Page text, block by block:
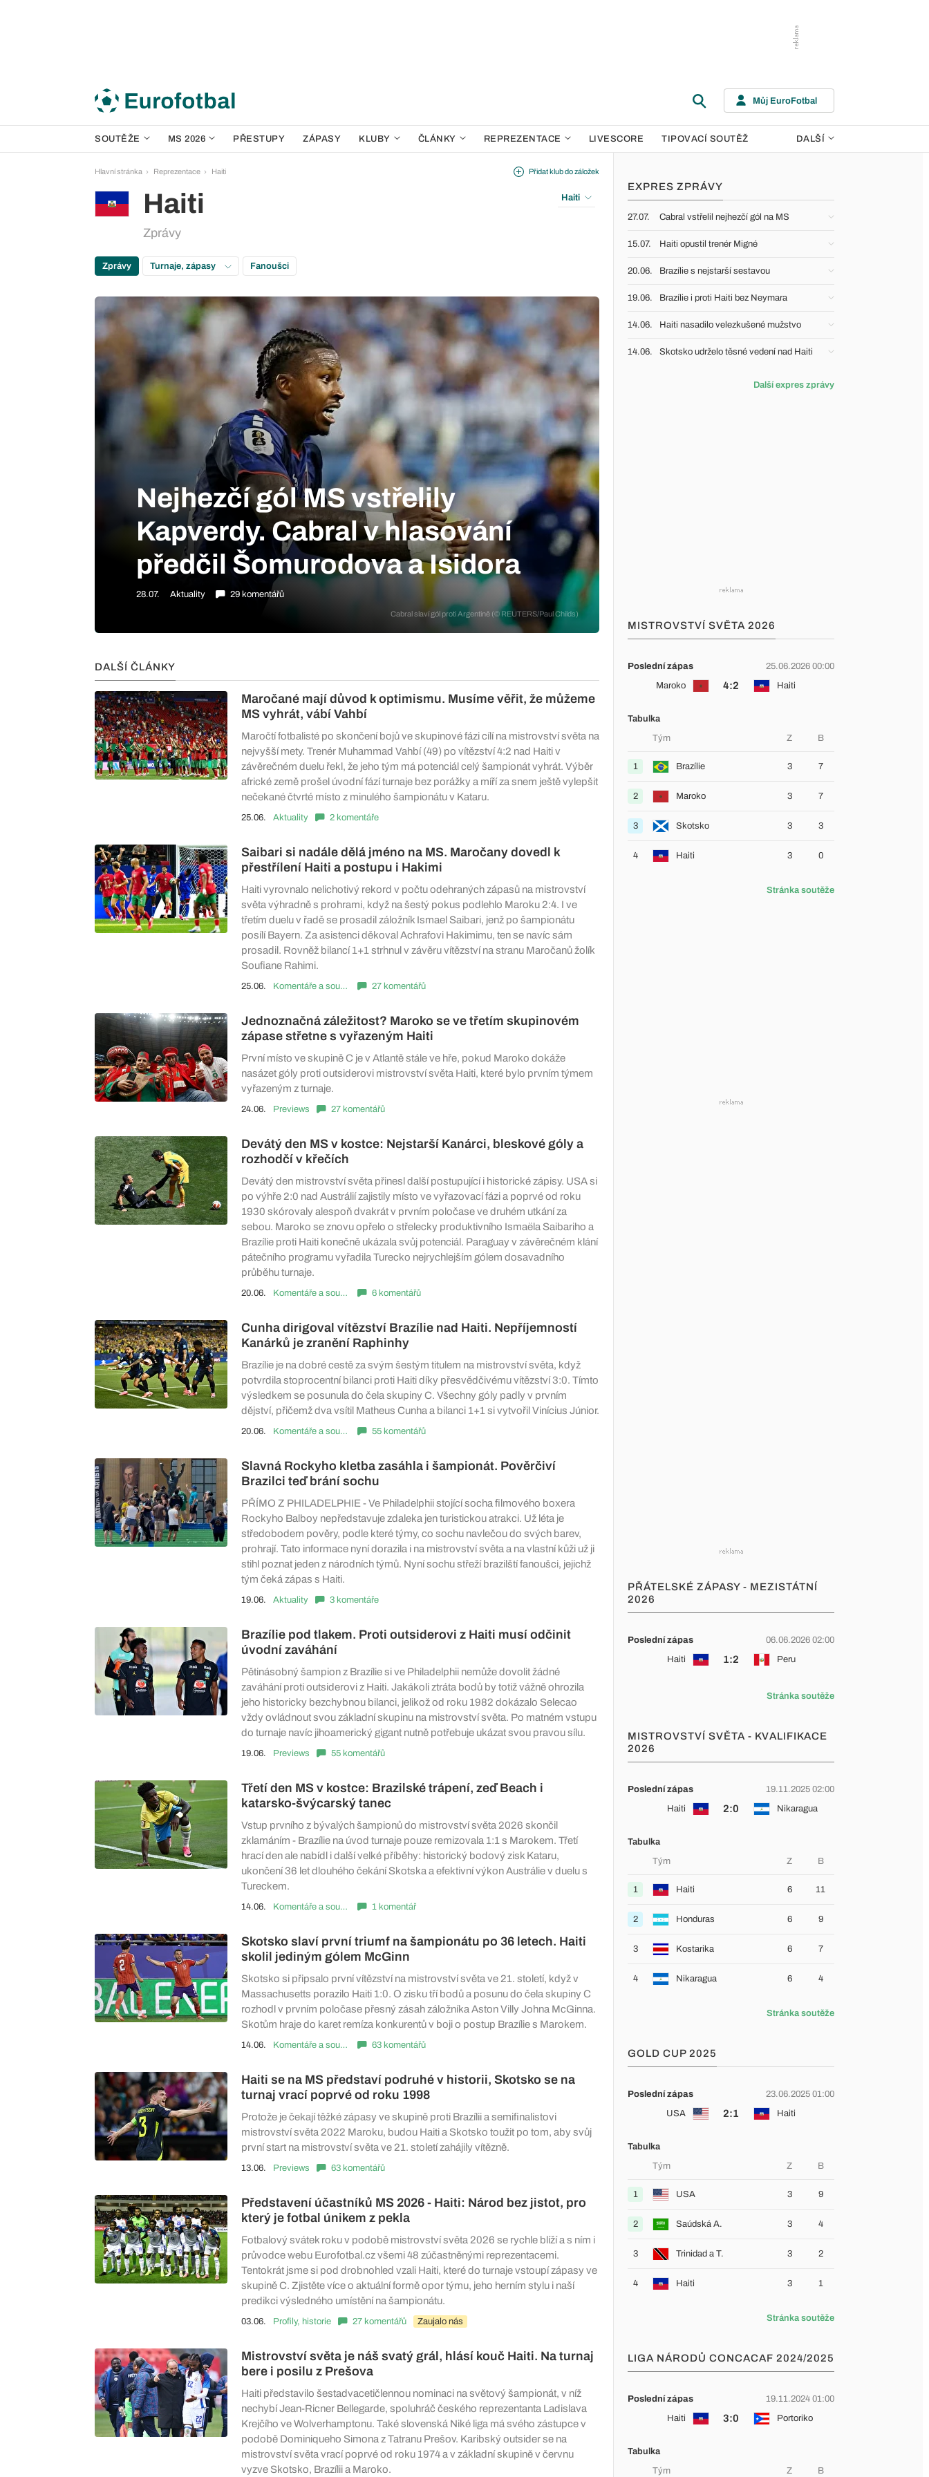
Můj EuroFotbal
SOUTĚŽE MS 2026 PŘESTUPY ZÁPASY KLUBY ČLÁNKY REPREZENTACE LIVESCORE TIPOVACÍ SOUTĚŽ DALŠÍ
Hlavní stránka Reprezentace Haiti
Haiti
Zprávy
Přidat klub do záložek
Haiti
Zprávy Turnaje, zápasy Fanoušci
Cabral slaví gól proti Argentině (© REUTERS/Paul Childs)
Nejhezčí gól MS vstřelily
Kapverdy. Cabral v hlasování
předčil Šomurodova a Isidora
28.07. Aktuality 29 komentářů
DALŠÍ ČLÁNKY
Maročané mají důvod k optimismu. Musíme věřit, že můžeme
MS vyhrát, vábí Vahbí
Maročtí fotbalisté po skončení bojů ve skupinové fázi cílí na mistrovství světa na
nejvyšší mety. Trenér Muhammad Vahbí (49) po vítězství 4:2 nad Haiti v
závěrečném duelu řekl, že jeho tým má potenciál celý šampionát vyhrát. Výběr
africké země prošel úvodní fází turnaje bez porážky a míří za snem ještě vylepšit
nečekané čtvrté místo z minulého šampionátu v Kataru.
25.06. Aktuality 2 komentáře
Saibari si nadále dělá jméno na MS. Maročany dovedl k
přestřílení Haiti a postupu i Hakimi
Haiti vyrovnalo nelichotivý rekord v počtu odehraných zápasů na mistrovství
světa výhradně s prohrami, když na šestý pokus podlehlo Maroku 2:4. I ve
třetím duelu v řadě se prosadil záložník Ismael Saibari, jenž po šampionátu
posílí Bayern. Za asistenci děkoval Achrafovi Hakimimu, ten se navíc sám
prosadil. Rovněž bilancí 1+1 strhnul v závěru vítězství na stranu Maročanů žolík
Soufiane Rahimi.
25.06. Komentáře a souhrny 27 komentářů
Jednoznačná záležitost? Maroko se ve třetím skupinovém
zápase střetne s vyřazeným Haiti
První místo ve skupině C je v Atlantě stále ve hře, pokud Maroko dokáže
nasázet góly proti outsiderovi mistrovství světa Haiti, které bylo prvním týmem
vyřazeným z turnaje.
24.06. Previews 27 komentářů
Devátý den MS v kostce: Nejstarší Kanárci, bleskové góly a
rozhodčí v křečích
Devátý den mistrovství světa přinesl další postupující i historické zápisy. USA si
po výhře 2:0 nad Austrálií zajistily místo ve vyřazovací fázi a poprvé od roku
1930 skórovaly alespoň dvakrát v prvním poločase ve druhém utkání za
sebou. Maroko se znovu opřelo o střelecky produktivního Ismaëla Saibariho a
Brazílie proti Haiti konečně ukázala svůj potenciál. Paraguay v závěrečném klání
pátečního programu vyřadila Turecko nejrychlejším gólem dosavadního
průběhu turnaje.
20.06. Komentáře a souhrny 6 komentářů
Cunha dirigoval vítězství Brazílie nad Haiti. Nepříjemností
Kanárků je zranění Raphinhy
Brazílie je na dobré cestě za svým šestým titulem na mistrovství světa, když
potvrdila stoprocentní bilanci proti Haiti díky přesvědčivému vítězství 3:0. Tímto
výsledkem se posunula do čela skupiny C. Všechny góly padly v prvním
dějství, přičemž dva vsítil Matheus Cunha a bilanci 1+1 si vytvořil Vinícius Júnior.
20.06. Komentáře a souhrny 55 komentářů
Slavná Rockyho kletba zasáhla i šampionát. Pověrčiví
Brazilci teď brání sochu
PŘÍMO Z PHILADELPHIE - Ve Philadelphii stojící socha filmového boxera
Rockyho Balboy nepředstavuje zdaleka jen turistickou atrakci. Už léta je
středobodem pověry, podle které týmy, co sochu navlečou do svých barev,
prohrají. Tato informace nyní dorazila i na mistrovství světa a na vlastní kůži už ji
stihl poznat jeden z národních týmů. Nyní sochu střeží brazilští fanoušci, jejichž
tým čeká zápas s Haiti.
19.06. Aktuality 3 komentáře
Brazílie pod tlakem. Proti outsiderovi z Haiti musí odčinit
úvodní zaváhání
Pětinásobný šampion z Brazílie si ve Philadelphii nemůže dovolit žádné
zaváhání proti outsiderovi z Haiti. Jakákoli ztráta bodů by totiž vážně ohrozila
jeho historicky bezchybnou bilanci, jelikož od roku 1982 dokázalo Selecao
vždy ovládnout svou základní skupinu na mistrovství světa. Po matném vstupu
do turnaje navíc jihoamerický gigant nutně potřebuje ukázat svou pravou sílu.
19.06. Previews 55 komentářů
Třetí den MS v kostce: Brazilské trápení, zeď Beach i
katarsko-švýcarský tanec
Vstup prvního z bývalých šampionů do mistrovství světa 2026 skončil
zklamáním - Brazílie na úvod turnaje pouze remizovala 1:1 s Marokem. Třetí
hrací den ale nabídl i další velké příběhy: historický bodový zisk Kataru,
ukončení 36 let dlouhého čekání Skotska a efektivní výkon Austrálie v duelu s
Tureckem.
14.06. Komentáře a souhrny 1 komentář
Skotsko slaví první triumf na šampionátu po 36 letech. Haiti
skolil jediným gólem McGinn
Skotsko si připsalo první vítězství na mistrovství světa ve 21. století, když v
Massachusetts porazilo Haiti 1:0. O zisku tří bodů a posunu do čela skupiny C
rozhodl v prvním poločase přesný zásah záložníka Aston Villy Johna McGinna.
Skotům hraje do karet remíza konkurentů v boji o postup Brazílie s Marokem.
14.06. Komentáře a souhrny 63 komentářů
Haiti se na MS představí podruhé v historii, Skotsko se na
turnaj vrací poprvé od roku 1998
Protože je čekají těžké zápasy ve skupině proti Brazílii a semifinalistovi
mistrovství světa 2022 Maroku, budou Haiti a Skotsko toužit po tom, aby svůj
první start na mistrovství světa ve 21. století zahájily vítězně.
13.06. Previews 63 komentářů
Představení účastníků MS 2026 - Haiti: Národ bez jistot, pro
který je fotbal únikem z pekla
Fotbalový svátek roku v podobě mistrovství světa 2026 se rychle blíží a s ním i
průvodce webu Eurofotbal.cz všemi 48 zúčastněnými reprezentacemi.
Tentokrát jsme si pod drobnohled vzali Haiti, které do turnaje vstoupí zápasy ve
skupině C. Zjistěte více o aktuální formě opor týmu, jeho herním stylu i naší
predikci výsledného umístění na šampionátu.
03.06. Profily, historie 27 komentářů Zaujalo nás
Mistrovství světa je náš svatý grál, hlásí kouč Haiti. Na turnaj
bere i posilu z Prešova
Haiti představilo šestadvacetičlennou nominaci na světový šampionát, v níž
nechybí Jean-Ricner Bellegarde, spoluhráč českého reprezentanta Ladislava
Krejčího ve Wolverhamptonu. Také slovenská Niké liga má svého zástupce v
podobě Dominiqueho Simona z Tatranu Prešov. Karibský outsider se na
mistrovství světa vrací poprvé od roku 1974 a v základní skupině v červnu
vyzve Skotsko, Brazílii a Maroko.
EXPRES ZPRÁVY
27.07. Cabral vstřelil nejhezčí gól na MS
15.07. Haiti opustil trenér Migné
20.06. Brazílie s nejstarší sestavou
19.06. Brazílie i proti Haiti bez Neymara
14.06. Haiti nasadilo velezkušené mužstvo
14.06. Skotsko udrželo těsné vedení nad Haiti
Další expres zprávy
MISTROVSTVÍ SVĚTA 2026
Poslední zápas
25.06.2026 00:00
Maroko
4:2 Haiti
Tabulka
Tým
Z B
1 Brazílie 3 7
2 Maroko 3 7
3 Skotsko 3 3
4 Haiti 3 0
Stránka soutěže
PŘÁTELSKÉ ZÁPASY - MEZISTÁTNÍ
2026
Poslední zápas
06.06.2026 02:00
Haiti
1:2 Peru
Stránka soutěže
MISTROVSTVÍ SVĚTA - KVALIFIKACE
2026
Poslední zápas
19.11.2025 02:00
Haiti
2:0 Nikaragua
Tabulka
Tým
Z B
1 Haiti 6 11
2 Honduras 6 9
3 Kostarika 6 7
4 Nikaragua 6 4
Stránka soutěže
GOLD CUP 2025
Poslední zápas
23.06.2025 01:00
USA
2:1 Haiti
Tabulka
Tým
Z B
1 USA 3 9
2 Saúdská A. 3 4
3 Trinidad a T. 3 2
4 Haiti 3 1
Stránka soutěže
LIGA NÁRODŮ CONCACAF 2024/2025
Poslední zápas
19.11.2024 01:00
Haiti
3:0 Portoriko
Tabulka
Tým
Z B